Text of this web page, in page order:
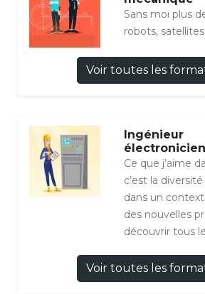
Sans moi plus
robots,
Voir toutes les
Ingénieur
électronicien
Ce que j’aime
c’est la
dans un
des nouvelles
découvrir tous
Voir toutes les